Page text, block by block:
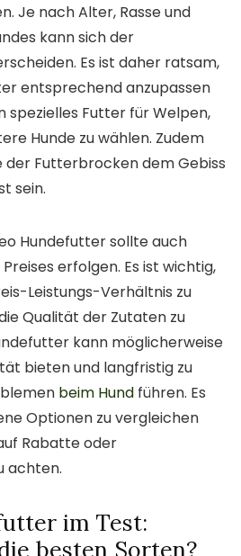
Je nach Alter, Rasse und
kann sich der
Es ist daher ratsam,
entsprechend anzupassen
spezielles Futter für Welpen,
Hunde zu wählen. Zudem
der Futterbrocken dem Gebiss
sein.
Hundefutter sollte auch
erfolgen. Es ist wichtig,
Leistungs-Verhältnis zu
Qualität der Zutaten zu
kann möglicherweise
bieten und langfristig zu
beim Hund führen. Es
Optionen zu vergleichen
Rabatte oder
achten.
im Test:
besten Sorten?